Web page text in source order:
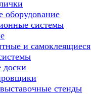
оборудование
системы
и самоклеящиеся
стенды